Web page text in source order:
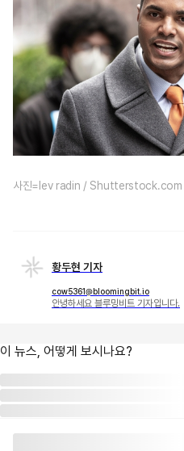
사진=lev radin / Shutterstock.com
황두현 기자
cow5361@bloomingbit.io
안녕하세요 블루밍비트 기자입니다.
이 뉴스, 어떻게 보시나요?